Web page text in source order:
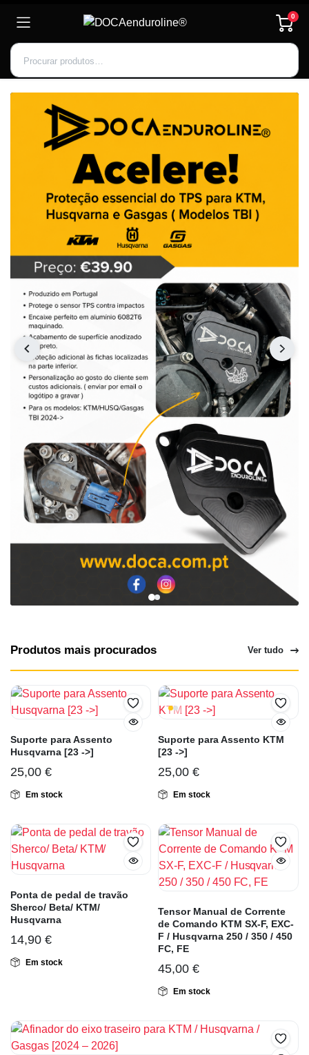
0
Produtos mais procurados Ver tudo
Suporte para Assento
Husqvarna [23 ->]
25,00 €
Em stock
Suporte para Assento KTM
[23 ->]
25,00 €
Em stock
Ponta de pedal de travão
Sherco/ Beta/ KTM/
Husqvarna
14,90 €
Em stock
Tensor Manual de Corrente
de Comando KTM SX-F, EXC-
F / Husqvarna 250 / 350 / 450
FC, FE
45,00 €
Em stock
Inscrever-se